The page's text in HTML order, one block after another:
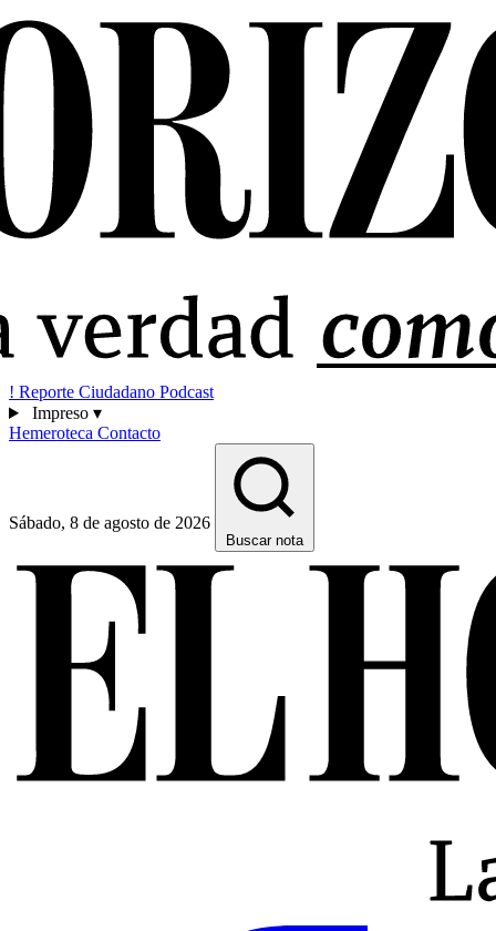
! Reporte Ciudadano Podcast
Impreso ▾
Hemeroteca Contacto
Sábado, 8 de agosto de 2026
Buscar nota